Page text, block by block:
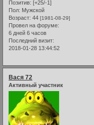
Позитив: [+25/-1]
Пол: Мужской
Возраст: 44 [1981-08-29]
Провел на форуме:
6 дней 6 часов
Последний визит:
2018-01-28 13:44:52
Вася 72
Активный участник